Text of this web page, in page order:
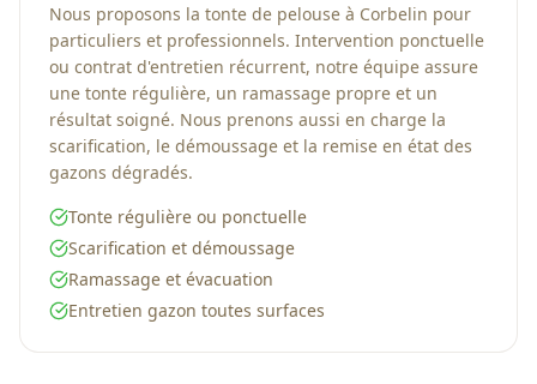
Nous proposons la tonte de pelouse à Corbelin pour
particuliers et professionnels. Intervention ponctuelle
ou contrat d'entretien récurrent, notre équipe assure
une tonte régulière, un ramassage propre et un
résultat soigné. Nous prenons aussi en charge la
scarification, le démoussage et la remise en état des
gazons dégradés.
Tonte régulière ou ponctuelle
Scarification et démoussage
Ramassage et évacuation
Entretien gazon toutes surfaces